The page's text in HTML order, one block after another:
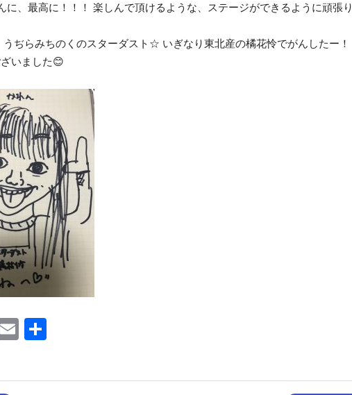
に、最高に！！！ 楽しんで頂けるような、ステージができるように頑張り
うぢらみちのくのスターダスト☆ いぎなり東北産の橘花怜でがんしたー！
いました😊
X Email